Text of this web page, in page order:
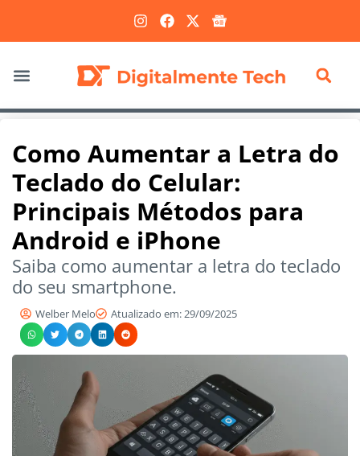
Como Aumentar a Letra do
Teclado do Celular:
Principais Métodos para
Android e iPhone
Saiba como aumentar a letra do teclado
do seu smartphone.
Welber Melo Atualizado em: 29/09/2025